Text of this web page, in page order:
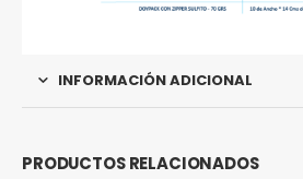
INFORMACIÓN ADICIONAL
PRODUCTOS RELACIONADOS